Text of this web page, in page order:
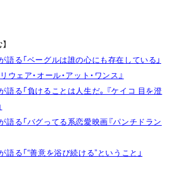
語る「ベーグルは誰の心にも存在している」
ウェア・オール・アット・ワンス』
語る「負けることは人生だ。『ケイコ 目を澄
語る「バグってる系恋愛映画『パンチドラン
る「“善意を浴び続ける”ということ」